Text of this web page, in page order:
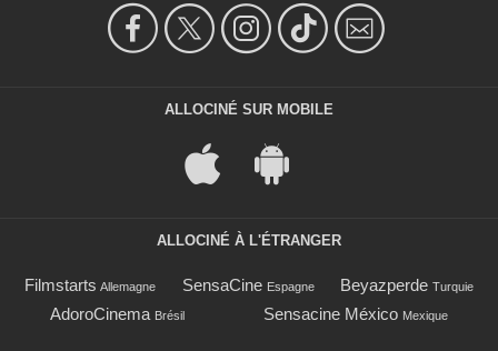
ALLOCINÉ SUR MOBILE
ALLOCINÉ À L'ÉTRANGER
Filmstarts Allemagne SensaCine Espagne Beyazperde Turquie
AdoroCinema Brésil Sensacine México Mexique